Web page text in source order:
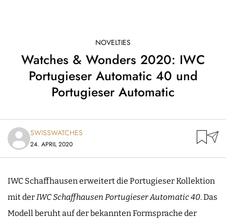
NOVELTIES
Watches & Wonders 2020: IWC
Portugieser Automatic 40 und
Portugieser Automatic
SWISSWATCHES
24. APRIL 2020
IWC Schaffhausen erweitert die Portugieser Kollektion
mit der IWC Schaffhausen Portugieser Automatic 40. Das
Modell beruht auf der bekannten Formsprache der